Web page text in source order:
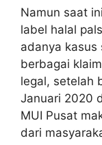
Namun saat
label halal
adanya
berbagai
legal, setelah
Januari 2020
MUI Pusat
dari